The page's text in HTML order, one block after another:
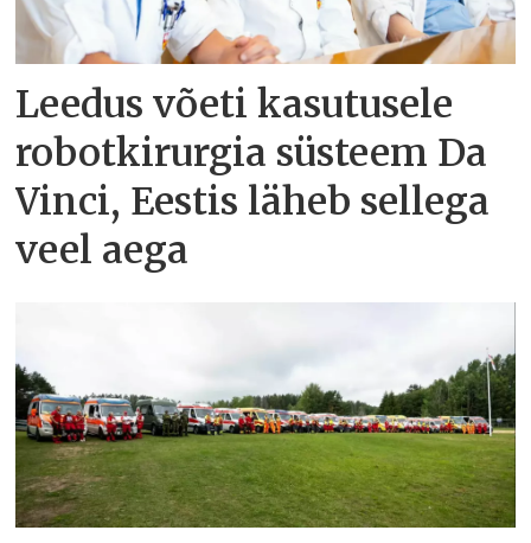
Leedus võeti kasutusele
robotkirurgia süsteem Da
Vinci, Eestis läheb sellega
veel aega